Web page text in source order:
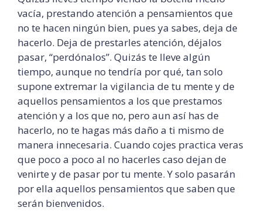
vacía, prestando atención a pensamientos que
no te hacen ningún bien, pues ya sabes, deja de
hacerlo. Deja de prestarles atención, déjalos
pasar, “perdónalos”. Quizás te lleve algún
tiempo, aunque no tendría por qué, tan solo
supone extremar la vigilancia de tu mente y de
aquellos pensamientos a los que prestamos
atención y a los que no, pero aun así has de
hacerlo, no te hagas más daño a ti mismo de
manera innecesaria. Cuando cojes practica veras
que poco a poco al no hacerles caso dejan de
venirte y de pasar por tu mente. Y solo pasarán
por ella aquellos pensamientos que saben que
serán bienvenidos.